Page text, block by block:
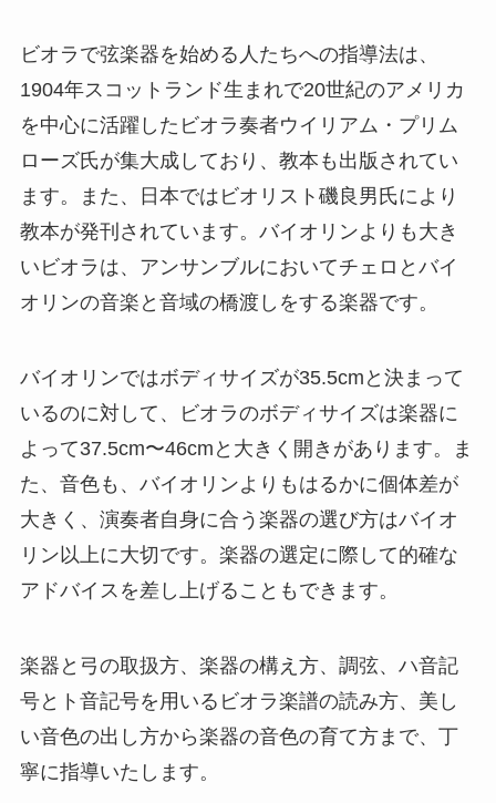
ビオラで弦楽器を始める人たちへの指導法は、
1904年スコットランド生まれで20世紀のアメリカ
を中心に活躍したビオラ奏者ウイリアム・プリム
ローズ氏が集大成しており、教本も出版されてい
ます。また、日本ではビオリスト磯良男氏により
教本が発刊されています。バイオリンよりも大き
いビオラは、アンサンブルにおいてチェロとバイ
オリンの音楽と音域の橋渡しをする楽器です。
バイオリンではボディサイズが35.5cmと決まって
いるのに対して、ビオラのボディサイズは楽器に
よって37.5cm〜46cmと大きく開きがあります。ま
た、音色も、バイオリンよりもはるかに個体差が
大きく、演奏者自身に合う楽器の選び方はバイオ
リン以上に大切です。楽器の選定に際して的確な
アドバイスを差し上げることもできます。
楽器と弓の取扱方、楽器の構え方、調弦、ハ音記
号とト音記号を用いるビオラ楽譜の読み方、美し
い音色の出し方から楽器の音色の育て方まで、丁
寧に指導いたします。